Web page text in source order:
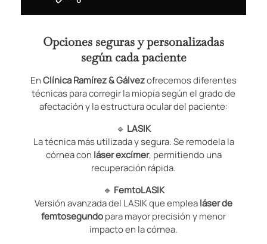
Opciones seguras y personalizadas
según cada paciente
EnClínica Ramírez & Gálvezofrecemos diferentes
técnicas para corregir la miopía según el grado de
afectación y la estructura ocular del paciente:
🔹 LASIK
La técnica más utilizada y segura. Se remodela la
córnea con láser excímer, permitiendo una
recuperación rápida.
🔹 FemtoLASIK
Versión avanzada del LASIK que emplealáser de
femtosegundopara mayor precisión y menor
impacto en la córnea.